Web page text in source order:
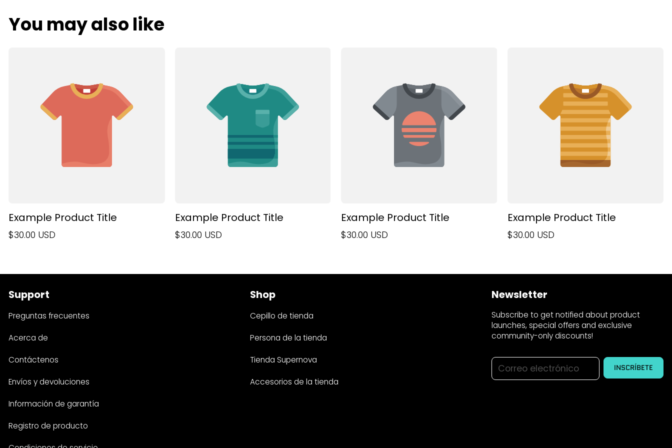
You may also like
Example Product Title
$30.00 USD
Example Product Title
$30.00 USD
Example Product Title
$30.00 USD
Example Product Title
$30.00 USD
Support
Preguntas frecuentes
Acerca de
Contáctenos
Envíos y devoluciones
Información de garantía
Registro de producto
Shop
Cepillo de tienda
Persona de la tienda
Tienda Supernova
Accesorios de la tienda
Newsletter
Subscribe to get notified about product
launches, special offers and exclusive
community-only discounts!
Correo electrónico INSCRÍBETE